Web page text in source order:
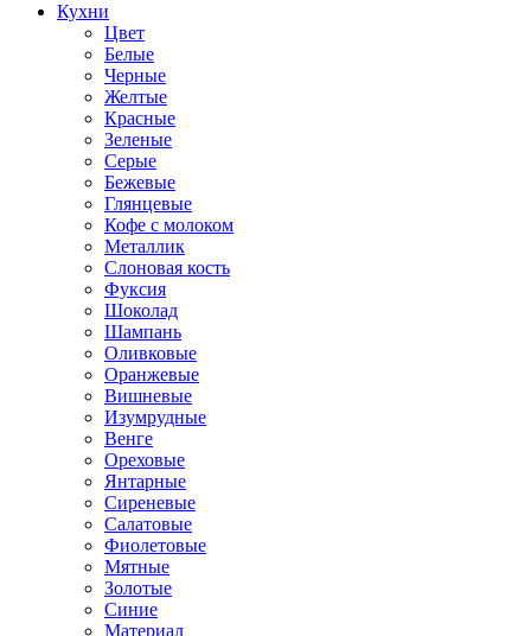
Кухни
Цвет
Белые
Черные
Желтые
Красные
Зеленые
Серые
Бежевые
Глянцевые
Кофе с молоком
Металлик
Слоновая кость
Фуксия
Шоколад
Шампань
Оливковые
Оранжевые
Вишневые
Изумрудные
Венге
Ореховые
Янтарные
Сиреневые
Салатовые
Фиолетовые
Мятные
Золотые
Синие
Материал